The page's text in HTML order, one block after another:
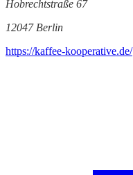
Hobrechtstraße 67
12047 Berlin
https://kaffee-kooperative.de/